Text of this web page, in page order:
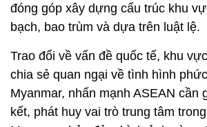
đóng góp xây dựng cấu trúc khu
bạch, bao trùm và dựa trên luật lệ.
Trao đổi về vấn đề quốc tế, khu
chia sẻ quan ngại về tình hình
Myanmar, nhấn mạnh ASEAN cần
kết, phát huy vai trò trung tâm